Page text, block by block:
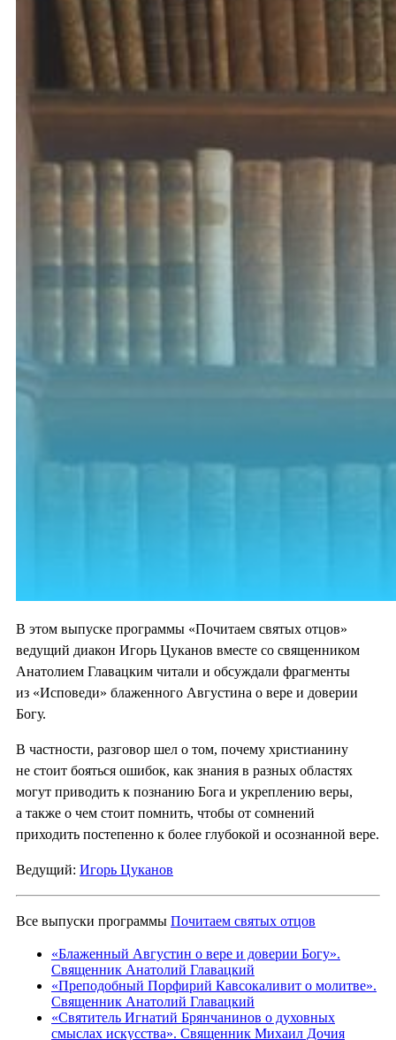
В этом выпуске программы «Почитаем святых отцов»
ведущий диакон Игорь Цуканов вместе со священником
Анатолием Главацким читали и обсуждали фрагменты
из «Исповеди» блаженного Августина о вере и доверии
Богу.
В частности, разговор шел о том, почему христианину
не стоит бояться ошибок, как знания в разных областях
могут приводить к познанию Бога и укреплению веры,
а также о чем стоит помнить, чтобы от сомнений
приходить постепенно к более глубокой и осознанной вере.
Ведущий: Игорь Цуканов
Все выпуски программы Почитаем святых отцов
«Блаженный Августин о вере и доверии Богу».
Священник Анатолий Главацкий
«Преподобный Порфирий Кавсокаливит о молитве».
Священник Анатолий Главацкий
«Святитель Игнатий Брянчанинов о духовных
смыслах искусства». Священник Михаил Дочия